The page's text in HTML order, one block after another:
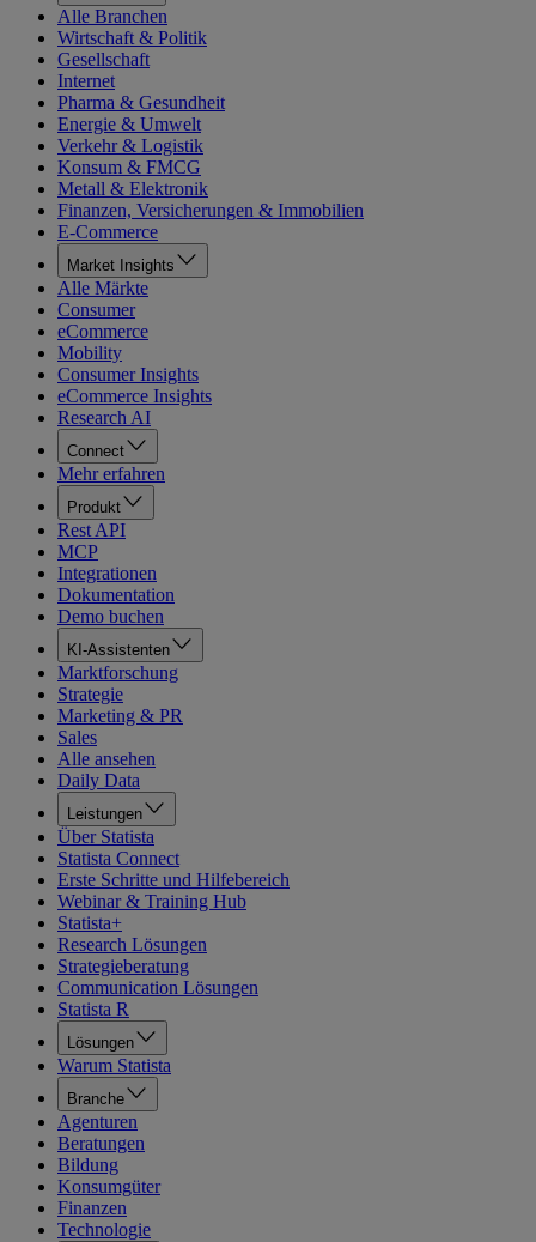
Alle Branchen
Wirtschaft & Politik
Gesellschaft
Internet
Pharma & Gesundheit
Energie & Umwelt
Verkehr & Logistik
Konsum & FMCG
Metall & Elektronik
Finanzen, Versicherungen & Immobilien
E-Commerce
Market Insights
Alle Märkte
Consumer
eCommerce
Mobility
Consumer Insights
eCommerce Insights
Research AI
Connect
Mehr erfahren
Produkt
Rest API
MCP
Integrationen
Dokumentation
Demo buchen
KI-Assistenten
Marktforschung
Strategie
Marketing & PR
Sales
Alle ansehen
Daily Data
Leistungen
Über Statista
Statista Connect
Erste Schritte und Hilfebereich
Webinar & Training Hub
Statista+
Research Lösungen
Strategieberatung
Communication Lösungen
Statista R
Lösungen
Warum Statista
Branche
Agenturen
Beratungen
Bildung
Konsumgüter
Finanzen
Technologie